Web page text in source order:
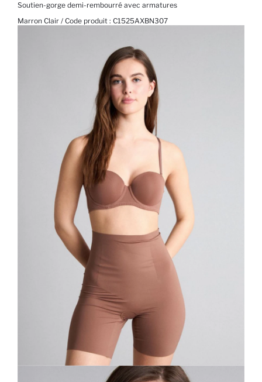
Soutien-gorge demi-rembourré avec armatures
Marron Clair / Code produit : C1525AXBN307